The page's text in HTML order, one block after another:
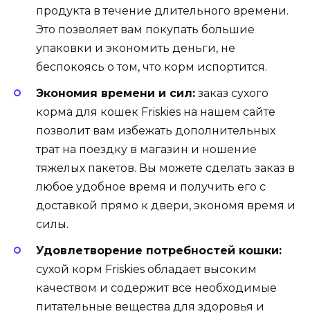
продукта в течение длительного времени.
Это позволяет вам покупать большие
упаковки и экономить деньги, не
беспокоясь о том, что корм испортится.
Экономия времени и сил: заказ сухого
корма для кошек Friskies на нашем сайте
позволит вам избежать дополнительных
трат на поездку в магазин и ношение
тяжелых пакетов. Вы можете сделать заказ в
любое удобное время и получить его с
доставкой прямо к двери, экономя время и
силы.
Удовлетворение потребностей кошки:
сухой корм Friskies обладает высоким
качеством и содержит все необходимые
питательные вещества для здоровья и